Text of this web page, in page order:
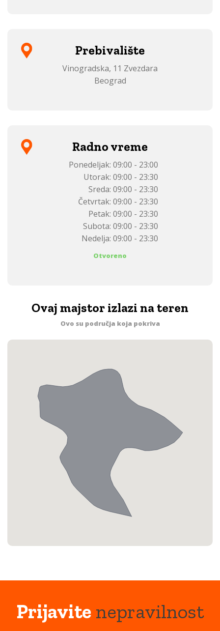
Prebivalište
Vinogradska, 11 Zvezdara
Beograd
Radno vreme
Ponedeljak: 09:00 - 23:00
Utorak: 09:00 - 23:30
Sreda: 09:00 - 23:30
Četvrtak: 09:00 - 23:30
Petak: 09:00 - 23:30
Subota: 09:00 - 23:30
Nedelja: 09:00 - 23:30
Otvoreno
Ovaj majstor izlazi na teren
Ovo su područja koja pokriva
Prijavitenepravilnost